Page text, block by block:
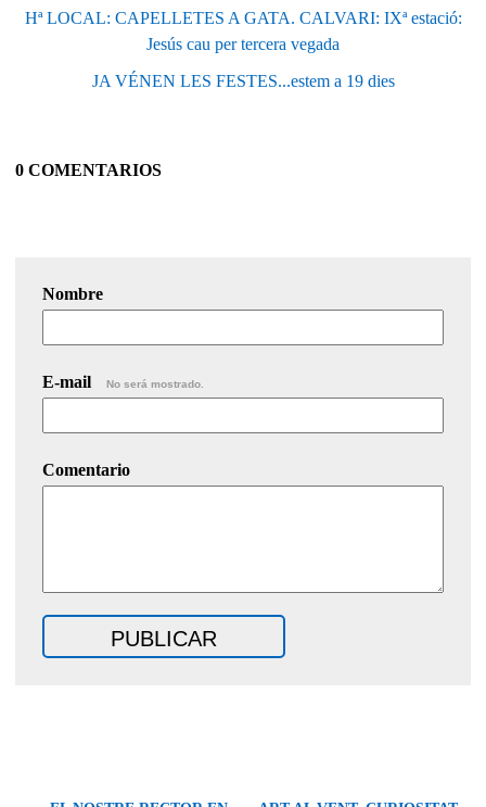
Hª LOCAL: CAPELLETES A GATA. CALVARI: IXª estació:
Jesús cau per tercera vegada
JA VÉNEN LES FESTES...estem a 19 dies
0 COMENTARIOS
Nombre
E-mail No será mostrado.
Comentario